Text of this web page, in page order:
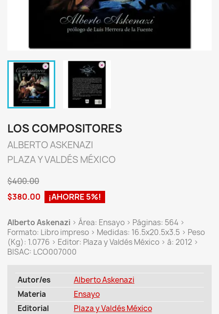
LOS COMPOSITORES
ALBERTO ASKENAZI
PLAZA Y VALDÉS MÉXICO
$400.00
$380.00
¡AHORRE 5%!
Alberto Askenazi > Área: Ensayo > Páginas: 564 >
Formato: Libro impreso > Medidas: 16.5x20.5x3.5 > Peso
(Kg): 1.0776 > Editor: Plaza y Valdés México > â: 2012 >
BISAC: LCO007000
Autor/es
Alberto Askenazi
Materia
Ensayo
Editorial
Plaza y Valdés México